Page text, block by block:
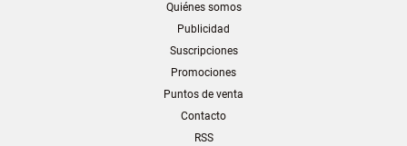
Quiénes somos
Publicidad
Suscripciones
Promociones
Puntos de venta
Contacto
RSS